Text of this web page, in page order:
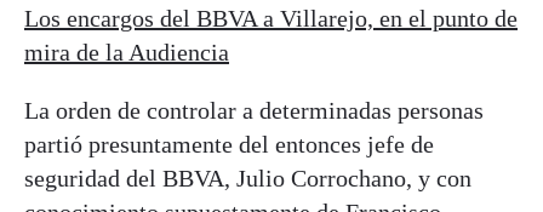
Los encargos del BBVA a Villarejo, en el punto de
mira de la Audiencia
La orden de controlar a determinadas personas
partió presuntamente del entonces jefe de
seguridad del BBVA, Julio Corrochano, y con